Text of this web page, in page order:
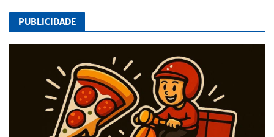
PUBLICIDADE